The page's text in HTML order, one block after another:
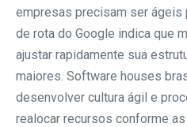
empresas precisam ser ágeis
de rota do Google indica que
ajustar rapidamente sua
maiores. Software houses
desenvolver cultura ágil e
realocar recursos conforme